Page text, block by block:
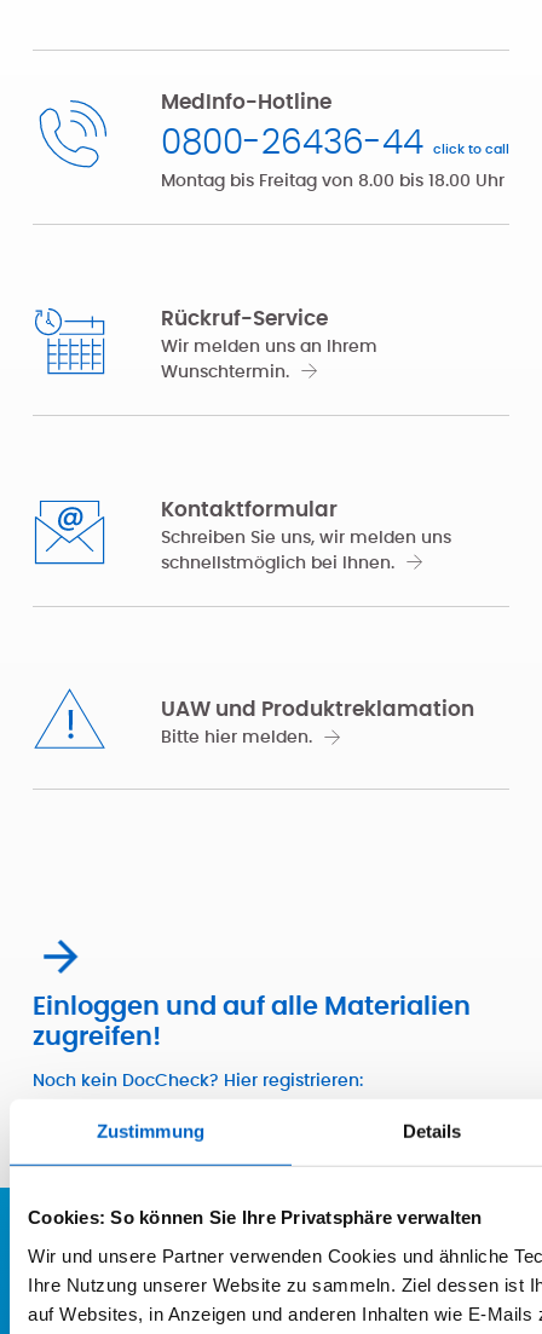
Zustimmung Details
Cookies: So können Sie Ihre Privatsphäre verwalten
Wir und unsere Partner verwenden Cookies und ähnliche
Ihre Nutzung unserer Website zu sammeln. Ziel dessen ist
auf Websites, in Anzeigen und anderen Inhalten wie E-
MedInfo-Hotline
0800-26436-44 click to call
Montag bis Freitag von 8.00 bis 18.00 Uhr
Rückruf-Service
Wir melden uns an Ihrem
Wunschtermin.
Kontaktformular
Schreiben Sie uns, wir melden uns
schnellstmöglich bei Ihnen.
UAW und Produktreklamation
Bitte hier melden.

Einloggen und auf alle Materialien
zugreifen!
Noch kein DocCheck? Hier registrieren:
AMGEN
Karriere